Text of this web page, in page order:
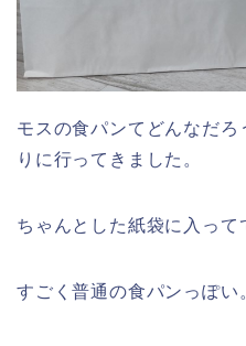
モスの食パンてどんなだろ
りに行ってきました。
ちゃんとした紙袋に入って
すごく普通の食パンっぽい